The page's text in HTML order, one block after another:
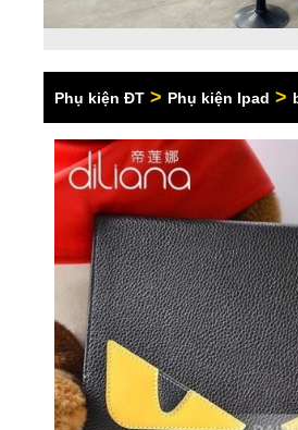
Phụ kiện ĐT > Phụ kiện Ipad >